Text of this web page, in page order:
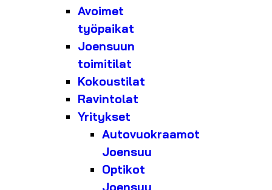
Avoimet
työpaikat
Joensuun
toimitilat
Kokoustilat
Ravintolat
Yritykset
Autovuokraamot
Joensuu
Optikot
Joensuu